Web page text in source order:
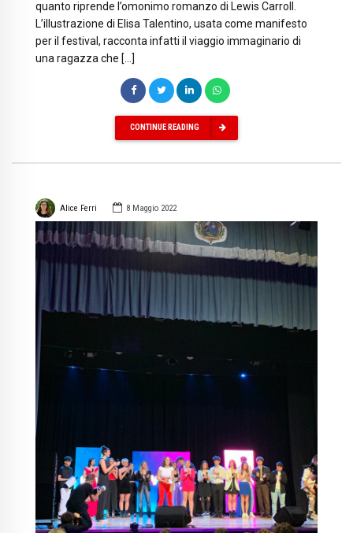
quanto riprende l’omonimo romanzo di Lewis Carroll.
L’illustrazione di Elisa Talentino, usata come manifesto
per il festival, racconta infatti il viaggio immaginario di
una ragazza che […]
CONTINUE READING
Alice Ferri 8 Maggio 2022